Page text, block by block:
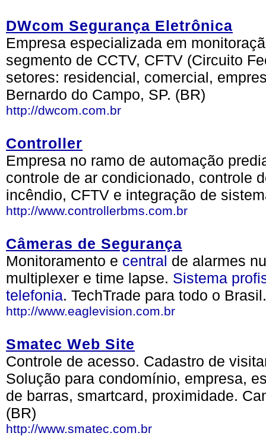
DWcom Segurança Eletrônica
Empresa especializada em
segmento de CCTV, CFTV (Circuito
setores: residencial, comercial,
Bernardo do Campo, SP. (BR)
http://dwcom.com.br
Controller
Empresa no ramo de automação
controle de ar condicionado, controle
incêndio, CFTV e integração de
http://www.controllerbms.com.br
Câmeras de Segurança
Monitoramento e central de alarmes
multiplexer e time lapse. Sistema
telefonia. TechTrade para todo o
http://www.eaglevision.com.br
Smatec Web Site
Controle de acesso. Cadastro de
Solução para condomínio, empresa,
de barras, smartcard, proximidade.
(BR)
http://www.smatec.com.br